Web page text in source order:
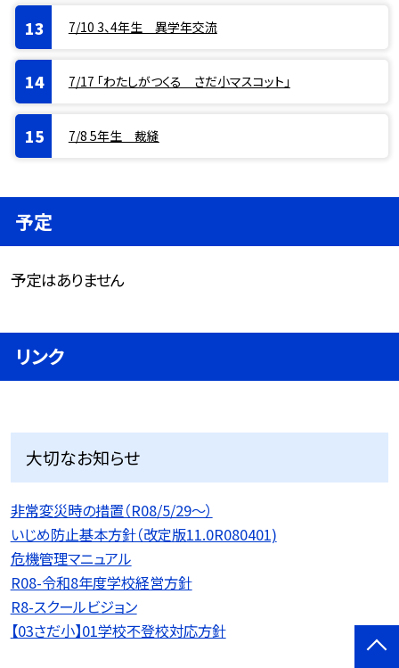
7/10 3、4年生 異学年交流
7/17 「わたしがつくる さだ小マスコット」
7/8 5年生 裁縫
予定
予定はありません
リンク
大切なお知らせ
非常変災時の措置（R08/5/29〜）
いじめ防止基本方針（改定版11.0R080401)
危機管理マニュアル
R08-令和8年度学校経営方針
R8-スクールビジョン
【03さだ小】01学校不登校対応方針